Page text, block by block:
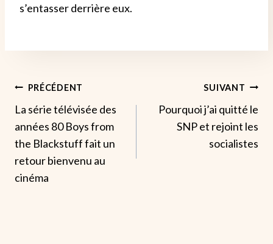
s’entasser derrière eux.
Navigation
De
L’article
PRÉCÉDENT
La série télévisée des
années 80 Boys from
the Blackstuff fait un
retour bienvenu au
cinéma
SUIVANT
Pourquoi j’ai quitté le
SNP et rejoint les
socialistes